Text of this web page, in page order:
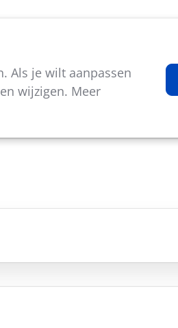
Als je wilt aanpassen
wijzigen. Meer